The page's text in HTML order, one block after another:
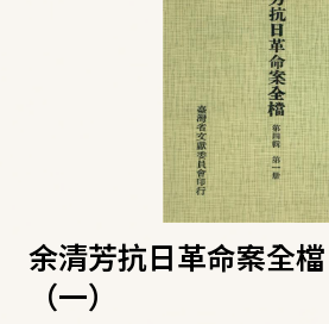
余清芳抗日革命案全
（一）